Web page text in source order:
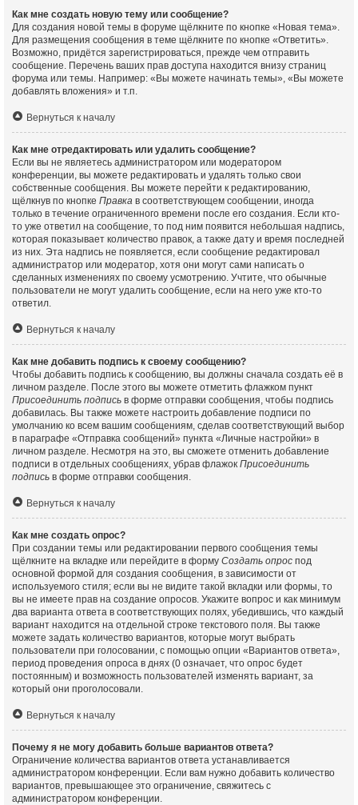
Как мне создать новую тему или сообщение?
Для создания новой темы в форуме щёлкните по кнопке «Новая тема».
Для размещения сообщения в теме щёлкните по кнопке «Ответить».
Возможно, придётся зарегистрироваться, прежде чем отправить
сообщение. Перечень ваших прав доступа находится внизу страниц
форума или темы. Например: «Вы можете начинать темы», «Вы можете
добавлять вложения» и т.п.
Вернуться к началу
Как мне отредактировать или удалить сообщение?
Если вы не являетесь администратором или модератором
конференции, вы можете редактировать и удалять только свои
собственные сообщения. Вы можете перейти к редактированию,
щёлкнув по кнопке Правка в соответствующем сообщении, иногда
только в течение ограниченного времени после его создания. Если кто-
то уже ответил на сообщение, то под ним появится небольшая надпись,
которая показывает количество правок, а также дату и время последней
из них. Эта надпись не появляется, если сообщение редактировал
администратор или модератор, хотя они могут сами написать о
сделанных изменениях по своему усмотрению. Учтите, что обычные
пользователи не могут удалить сообщение, если на него уже кто-то
ответил.
Вернуться к началу
Как мне добавить подпись к своему сообщению?
Чтобы добавить подпись к сообщению, вы должны сначала создать её в
личном разделе. После этого вы можете отметить флажком пункт
Присоединить подпись в форме отправки сообщения, чтобы подпись
добавилась. Вы также можете настроить добавление подписи по
умолчанию ко всем вашим сообщениям, сделав соответствующий выбор
в параграфе «Отправка сообщений» пункта «Личные настройки» в
личном разделе. Несмотря на это, вы сможете отменить добавление
подписи в отдельных сообщениях, убрав флажок Присоединить
подпись в форме отправки сообщения.
Вернуться к началу
Как мне создать опрос?
При создании темы или редактировании первого сообщения темы
щёлкните на вкладке или перейдите в форму Создать опрос под
основной формой для создания сообщения, в зависимости от
используемого стиля; если вы не видите такой вкладки или формы, то
вы не имеете прав на создание опросов. Укажите вопрос и как минимум
два варианта ответа в соответствующих полях, убедившись, что каждый
вариант находится на отдельной строке текстового поля. Вы также
можете задать количество вариантов, которые могут выбрать
пользователи при голосовании, с помощью опции «Вариантов ответа»,
период проведения опроса в днях (0 означает, что опрос будет
постоянным) и возможность пользователей изменять вариант, за
который они проголосовали.
Вернуться к началу
Почему я не могу добавить больше вариантов ответа?
Ограничение количества вариантов ответа устанавливается
администратором конференции. Если вам нужно добавить количество
вариантов, превышающее это ограничение, свяжитесь с
администратором конференции.